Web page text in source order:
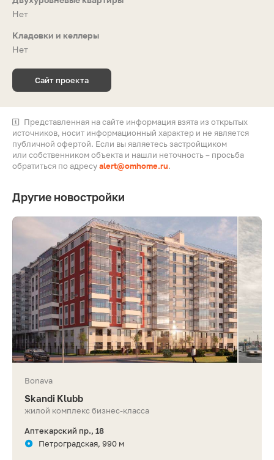
Нет
Кладовки и келлеры
Нет
Сайт проекта
Представленная на сайте информация взята из открытых
источников, носит информационный характер и не является
публичной офертой. Если вы являетесь застройщиком
или собственником объекта и нашли неточность – просьба
обратиться по адресуalert@omhome.ru.
Другие новостройки
Bonava
Skandi Klubb
жилой комплекс бизнес-класса
Аптекарский пр., 18
Петроградская, 990 м